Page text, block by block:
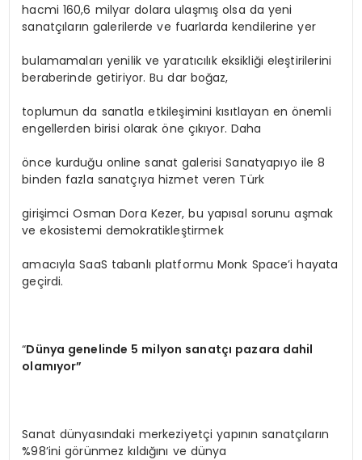
hacmi 160,6 milyar dolara ulaşmış olsa da yeni
sanatçıların galerilerde ve fuarlarda kendilerine yer
bulamamaları yenilik ve yaratıcılık eksikliği eleştirilerini
beraberinde getiriyor. Bu dar boğaz,
toplumun da sanatla etkileşimini kısıtlayan en önemli
engellerden birisi olarak öne çıkıyor. Daha
önce kurduğu online sanat galerisi Sanatyapıyo ile 8
binden fazla sanatçıya hizmet veren Türk
girişimci Osman Dora Kezer, bu yapısal sorunu aşmak
ve ekosistemi demokratikleştirmek
amacıyla SaaS tabanlı platformu Monk Space’i hayata
geçirdi.
“Dünya genelinde 5 milyon sanatçı pazara dahil
olamıyor”
Sanat dünyasındaki merkeziyetçi yapının sanatçıların
%98’ini görünmez kıldığını ve dünya